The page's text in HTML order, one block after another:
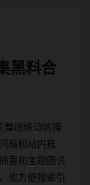
黑料合
整理移动端搜
题和站内推
要和主题图说
也方便搜索引